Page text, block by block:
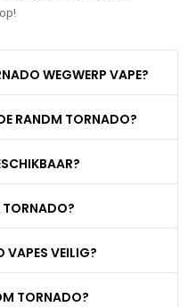
WEGWERP VAPE?
RANDM TORNADO?
TORNADO?
VEILIG?
TORNADO?